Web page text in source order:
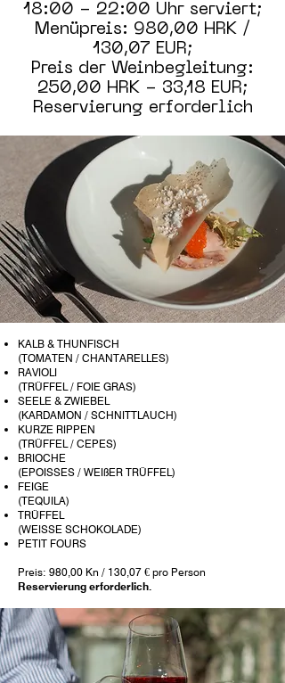
18:00 - 22:00 Uhr serviert;
Menüpreis: 980,00 HRK /
130,07 EUR;
Preis der Weinbegleitung:
250,00 HRK - 33,18 EUR;
Reservierung erforderlich
KALB & THUNFISCH
(TOMATEN / CHANTARELLES)
RAVIOLI
(TRÜFFEL / FOIE GRAS)
SEELE & ZWIEBEL
(KARDAMON / SCHNITTLAUCH)
KURZE RIPPEN
(TRÜFFEL / CEPES)
BRIOCHE
(EPOISSES / WEIßER TRÜFFEL)
FEIGE
(TEQUILA)
TRÜFFEL
(WEISSE SCHOKOLADE)
PETIT FOURS
Preis: 980,00 Kn / 130,07 € pro Person
Reservierung erforderlich.